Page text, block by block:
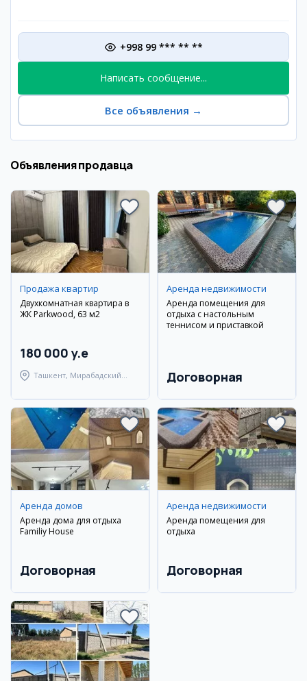
+998 99 *** ** **
Написать сообщение...
Все объявления →
Объявления продавца
Продажа квартир
Двухкомнатная квартира в
ЖК Parkwood, 63 м2
180 000 y.e
Ташкент, Мирабадский
Аренда недвижимости
Аренда помещения для
отдыха с настольным
теннисом и приставкой
Договорная
Аренда домов
Аренда дома для отдыха
Familiy House
Договорная
Аренда недвижимости
Аренда помещения для
отдыха
Договорная